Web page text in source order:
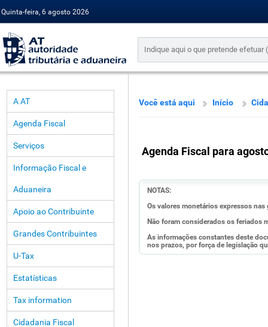
Quinta-feira, 6 agosto 2026
A AT
Agenda Fiscal
Serviços
Informação Fiscal e
Aduaneira
Apoio ao Contribuinte
Grandes Contribuintes
U-Tax
Estatísticas
Tax information
Cidadania Fiscal
Você está aqui Início
Agenda Fiscal para
NOTAS:
Os valores monetários expressos
Não foram considerados os feriados
As informações constantes deste
nos prazos, por força de legislação